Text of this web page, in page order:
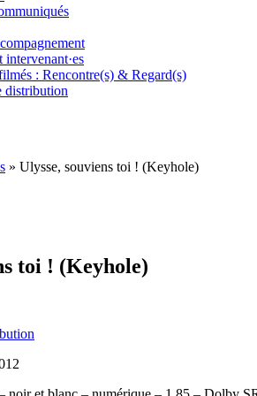
intervenant·es
: Rencontre(s) & Regard(s)
distribution
» Ulysse, souviens toi ! (Keyhole)
toi ! (Keyhole)